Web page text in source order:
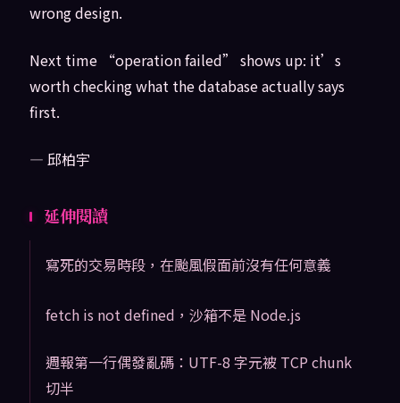
wrong design.
Next time “operation failed” shows up: it’s
worth checking what the database actually says
first.
— 邱柏宇
延伸閱讀
寫死的交易時段，在颱風假面前沒有任何意義
fetch is not defined，沙箱不是 Node.js
週報第一行偶發亂碼：UTF-8 字元被 TCP chunk
切半